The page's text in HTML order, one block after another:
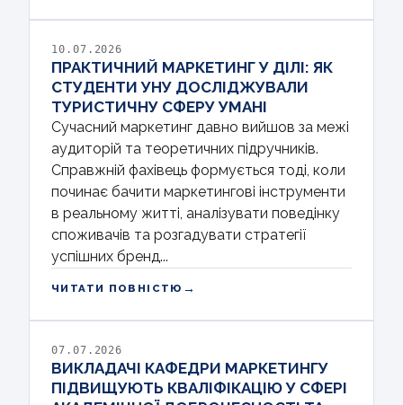
10.07.2026
ПРАКТИЧНИЙ МАРКЕТИНГ У ДІЛІ: ЯК
СТУДЕНТИ УНУ ДОСЛІДЖУВАЛИ
ТУРИСТИЧНУ СФЕРУ УМАНІ
Сучасний маркетинг давно вийшов за межі
аудиторій та теоретичних підручників.
Справжній фахівець формується тоді, коли
починає бачити маркетингові інструменти
в реальному житті, аналізувати поведінку
споживачів та розгадувати стратегії
успішних бренд...
ЧИТАТИ ПОВНІСТЮ →
07.07.2026
ВИКЛАДАЧІ КАФЕДРИ МАРКЕТИНГУ
ПІДВИЩУЮТЬ КВАЛІФІКАЦІЮ У СФЕРІ